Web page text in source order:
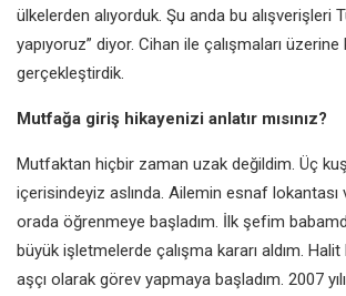
ülkelerden alıyorduk. Şu anda bu alışverişleri
yapıyoruz” diyor. Cihan ile çalışmaları
gerçekleştirdik.
Mutfağa giriş hikayenizi anlatır mısınız?
Mutfaktan hiçbir zaman uzak değildim. Üç
içerisindeyiz aslında. Ailemin esnaf lokantası
orada öğrenmeye başladım. İlk şefim
büyük işletmelerde çalışma kararı aldım. Halit
aşçı olarak görev yapmaya başladım. 2007